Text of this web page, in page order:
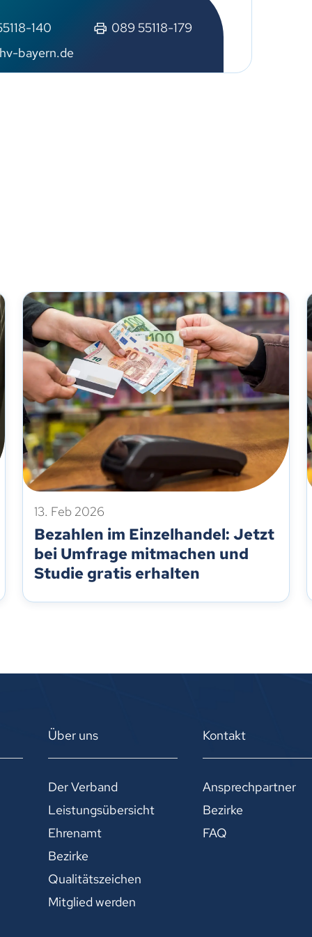
140
089 55118-179
bayern.de
13. Feb 2026
Bezahlen im Einzelhandel: Jetzt
bei Umfrage mitmachen und
Studie gratis erhalten
Über uns
Der Verband
Leistungsübersicht
Ehrenamt
Bezirke
Qualitätszeichen
Mitglied werden
Kontakt
Ansprechpartner
Bezirke
FAQ